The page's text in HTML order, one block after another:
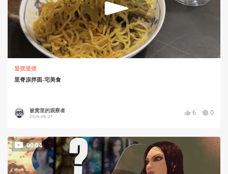
显摆显摆
里脊凉拌面-宅美食
被窝里的观察者
2026-06-21 6 0
00:04